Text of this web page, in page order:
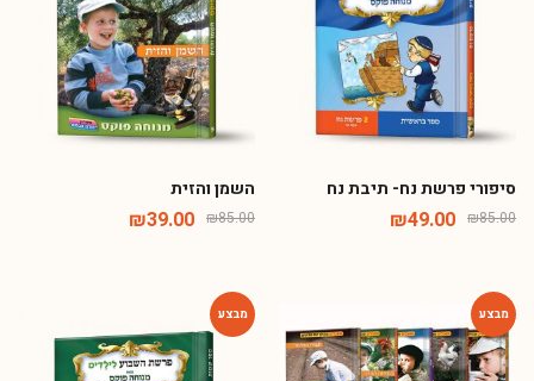
סיפורי פרשת נח- תיבת נח
₪85.00
₪49.00
השמן והזית
₪85.00
₪39.00
-54%